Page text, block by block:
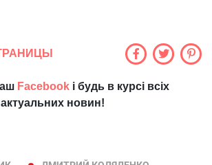
Facebook і будь в курсі всіх
актуальних новин!